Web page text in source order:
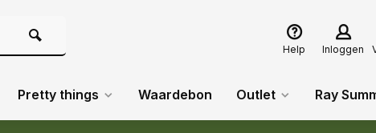
Help Inloggen
Pretty things Waardebon Outlet Ray